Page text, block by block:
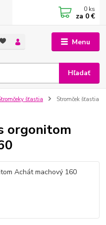
Menu
Hľadať
0 ks
za 0 €
šťastia
Stromček šťastia
orgonitom